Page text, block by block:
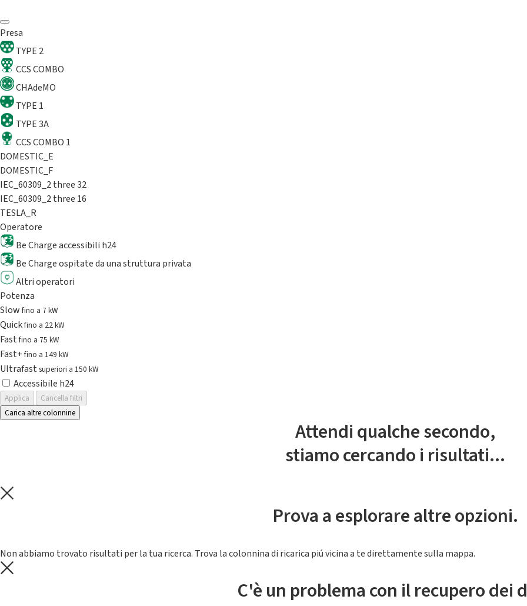
Presa
TYPE 2
CCS COMBO
CHAdeMO
TYPE 1
TYPE 3A
CCS COMBO 1
DOMESTIC_E
DOMESTIC_F
IEC_60309_2 three 32
IEC_60309_2 three 16
TESLA_R
Operatore
Be Charge accessibili h24
Be Charge ospitate da una struttura privata
Altri operatori
Potenza
Slowfino a 7 kW
Quickfino a 22 kW
Fastfino a 75 kW
Fast+fino a 149 kW
Ultrafast superiori a 150 kW
Accessibile h24
Applica
Cancella filtri
Carica altre colonnine
Attendi qualche secondo,
stiamo cercando i risultati...
Prova a esplorare altre opzioni.
Non abbiamo trovato risultati per la tua ricerca. Trova la colonnina di ricarica piú vicina a te direttamente sulla mappa.
C'è un problema con il recupero dei